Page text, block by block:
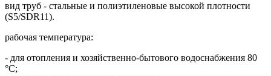
вид труб - стальные и полиэтиленовые высокой плотности
(S5/SDR11).
рабочая температура:
- для отопления и хозяйственно-бытового водоснабжения 80
°С;